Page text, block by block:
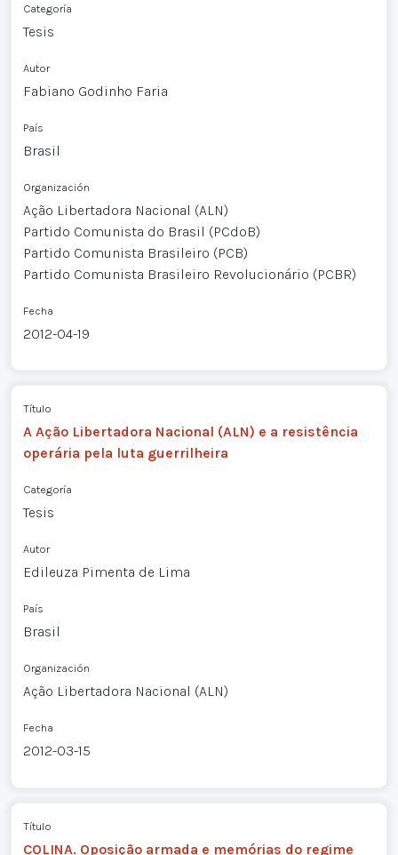
Categoría
Tesis
Autor
Fabiano Godinho Faria
País
Brasil
Organización
Ação Libertadora Nacional (ALN)
Partido Comunista do Brasil (PCdoB)
Partido Comunista Brasileiro (PCB)
Partido Comunista Brasileiro Revolucionário (PCBR)
Fecha
2012-04-19
Título
A Ação Libertadora Nacional (ALN) e a resistência
operária pela luta guerrilheira
Categoría
Tesis
Autor
Edileuza Pimenta de Lima
País
Brasil
Organización
Ação Libertadora Nacional (ALN)
Fecha
2012-03-15
Título
COLINA. Oposição armada e memórias do regime